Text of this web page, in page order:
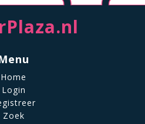
Home
Login
Zoek